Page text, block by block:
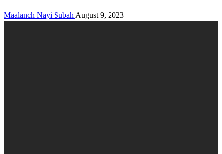
Maalanch Nayi Subah August 9, 2023